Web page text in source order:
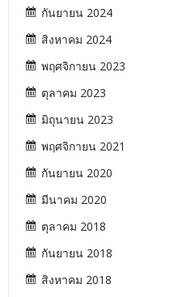
กันยายน 2024
สิงหาคม 2024
พฤศจิกายน 2023
ตุลาคม 2023
มิถุนายน 2023
พฤศจิกายน 2021
กันยายน 2020
มีนาคม 2020
ตุลาคม 2018
กันยายน 2018
สิงหาคม 2018